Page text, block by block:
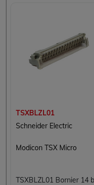
TSXBLZL01
Schneider Electric
Modicon TSX Micro